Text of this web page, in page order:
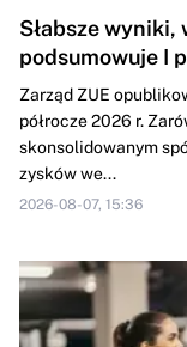
Słabsze wyniki,
podsumowuje I
Zarząd ZUE
półrocze 2026 r.
skonsolidowanym
zysków we...
2026-08-07, 15:36